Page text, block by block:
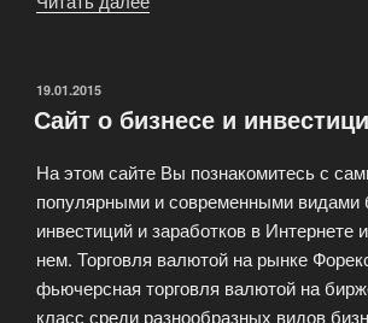
ОПУБЛИКОВАНО
19.01.2015
Сайт о бизнесе и
На этом сайте Вы познакомитесь с
популярными и современными видами
инвестиций и заработков в Интернете
нем. Торговля валютой на рынке
фьючерсная торговля валютой на
класс среди разнообразных видов